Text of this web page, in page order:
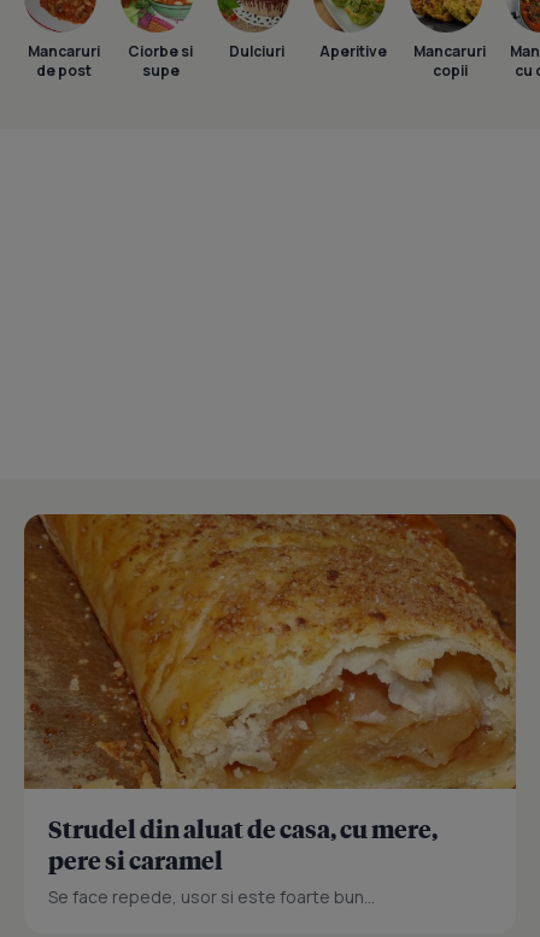
Mancaruri
de post
Ciorbe si
supe
Dulciuri Aperitive
Mancaruri
copii
cu
Strudel din aluat de casa, cu mere,
pere si caramel
Se face repede, usor si este foarte bun...